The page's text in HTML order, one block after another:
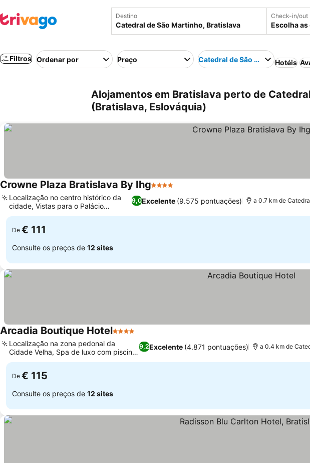
Destino Check-in/out
Escolha as
Filtros Ordenar por Preço Catedral de São MartinhoHotéis
Alojamentos em Bratislava perto de
(Bratislava, Eslováquia)
Crowne Plaza Bratislava By Ihg4 Estrelas
9,0Excelente (9.575 pontuações)
Localização no centro histórico da
cidade, Vistas para o Palácio
Presidencial
a 0.7 km de
De € 111
Consulte os preços de 12 sites
Arcadia Boutique Hotel4 Estrelas
9,2Excelente (4.871 pontuações)
Localização na zona pedonal da
Cidade Velha, Spa de luxo com piscina
de imersão
a 0.4 km de
De € 115
Consulte os preços de 12 sites